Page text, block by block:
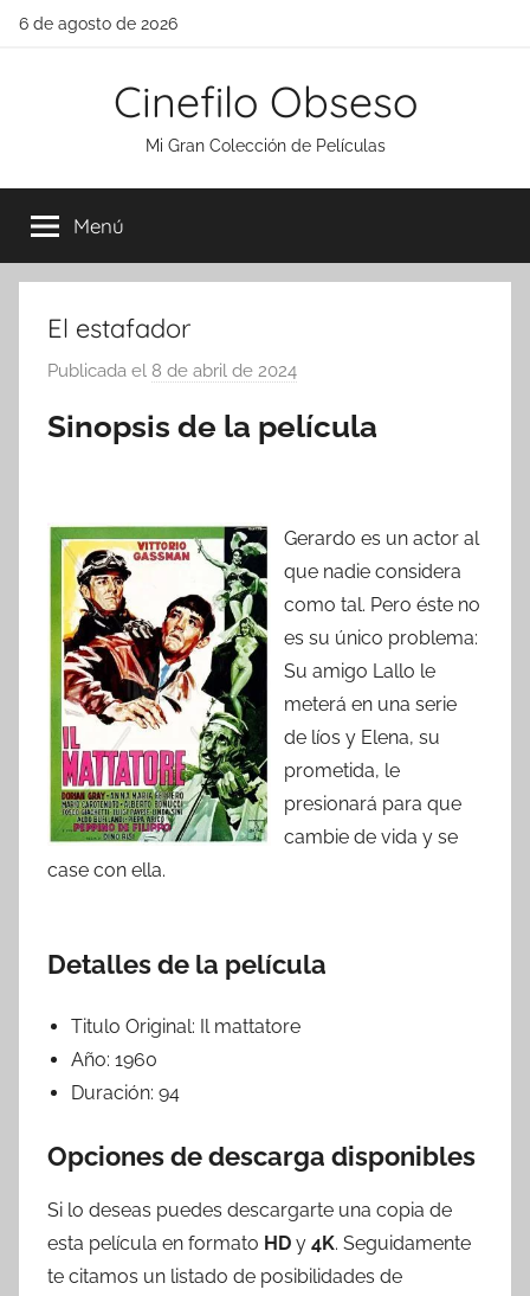
Saltar
6 de agosto de 2026
Cinefilo Obseso
Mi Gran Colección de Películas
Menú
El estafador
Publicada el 8 de abril de 2024
r
Sinopsis de la película
Gerardo es un actor al
que nadie considera
como tal. Pero éste no
es su único problema:
Su amigo Lallo le
meterá en una serie
de líos y Elena, su
prometida, le
presionará para que
cambie de vida y se
case con ella.
Detalles de la película
Titulo Original: Il mattatore
Año: 1960
Duración: 94
Opciones de descarga disponibles
Si lo deseas puedes descargarte una copia de
esta película en formato HD y 4K. Seguidamente
te citamos un listado de posibilidades de